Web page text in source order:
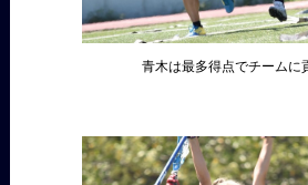
青木は最多得点でチームに